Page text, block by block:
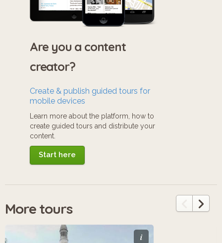
Are you a content
creator?
Create & publish guided tours for
mobile devices
Learn more about the platform, how to
create guided tours and distribute your
content.
Start here
More tours
i